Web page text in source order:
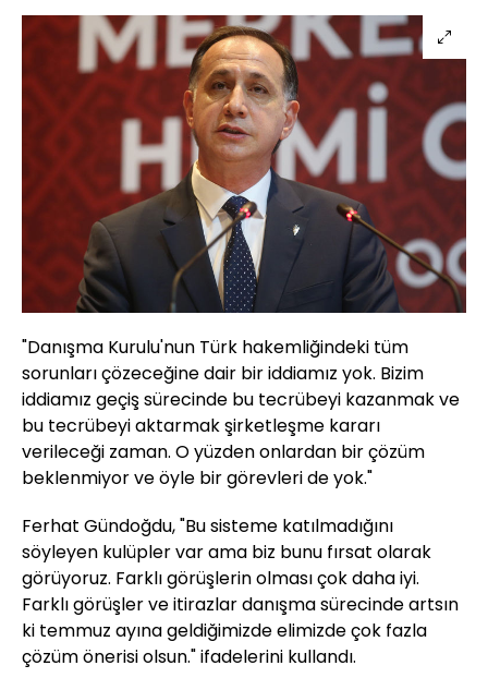
"Danışma Kurulu'nun Türk hakemliğindeki tüm
sorunları çözeceğine dair bir iddiamız yok. Bizim
iddiamız geçiş sürecinde bu tecrübeyi kazanmak ve
bu tecrübeyi aktarmak şirketleşme kararı
verileceği zaman. O yüzden onlardan bir çözüm
beklenmiyor ve öyle bir görevleri de yok."
Ferhat Gündoğdu, "Bu sisteme katılmadığını
söyleyen kulüpler var ama biz bunu fırsat olarak
görüyoruz. Farklı görüşlerin olması çok daha iyi.
Farklı görüşler ve itirazlar danışma sürecinde artsın
ki temmuz ayına geldiğimizde elimizde çok fazla
çözüm önerisi olsun." ifadelerini kullandı.